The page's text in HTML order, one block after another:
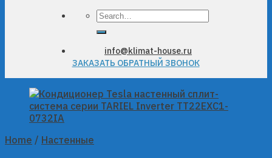
Search
info@klimat-house.ru
ЗАКАЗАТЬ ОБРАТНЫЙ ЗВОНОК
Home / Настенные